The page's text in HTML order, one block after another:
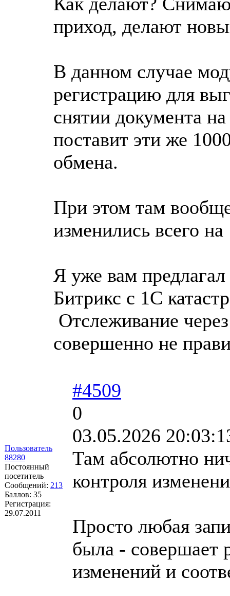
приход, делают
В данном случае
регистрацию для
снятии документа
поставит эти же
обмена.
При этом там
изменились всего
Я уже вам
Битрикс с 1С
Отслеживание
совершенно не
Пользователь
88280
Постоянный
посетитель
Сообщений: 213
Баллов: 35
Регистрация:
29.07.2011
#4509
0
03.05.2026
Там абсолютно
контроля
Просто любая
была - совершает
изменений и